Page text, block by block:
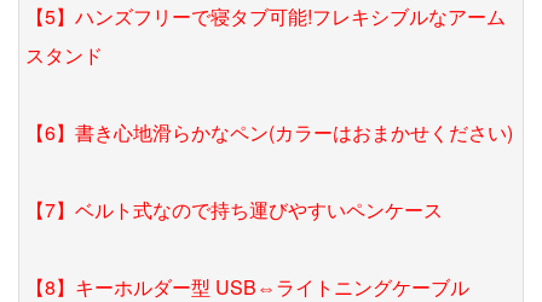
【5】ハンズフリーで寝タブ可能!フレキシブルなアーム
スタンド
【6】書き心地滑らかなペン(カラーはおまかせください)
【7】ベルト式なので持ち運びやすいペンケース
【8】キーホルダー型 USB⇔ライトニングケーブル